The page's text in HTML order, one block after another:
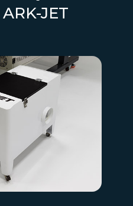
JET